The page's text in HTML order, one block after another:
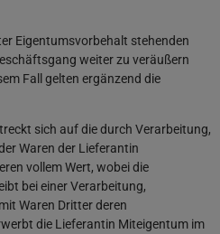
Eigentumsvorbehalt stehenden
weiter zu veräußern
Fall gelten ergänzend die
sich auf die durch Verarbeitung,
Waren der Lieferantin
vollem Wert, wobei die
bei einer Verarbeitung,
Waren Dritter deren
die Lieferantin Miteigentum im